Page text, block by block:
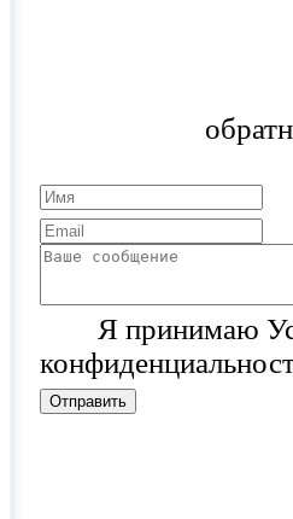
Я принимаю
Отправить